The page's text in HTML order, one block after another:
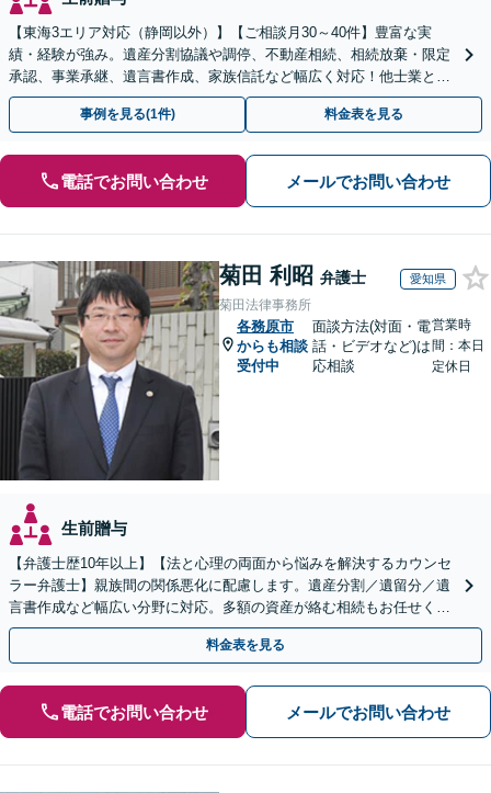
【東海3エリア対応（静岡以外）】【ご相談月30～40件】豊富な実
績・経験が強み。遺産分割協議や調停、不動産相続、相続放棄・限定
承認、事業承継、遺言書作成、家族信託など幅広く対応！他士業と連
携して円滑な問題解決を目指します。【初回面談無料】
事例を見る(1件) 料金表を見る
電話でお問い合わせ メールでお問い合わせ
菊田 利昭 弁護士 愛知県
菊田法律事務所
各務原市
からも相談
受付中
面談方法(対面・電
話・ビデオなど)は
応相談
営業時
間：本日
定休日
生前贈与
【弁護士歴10年以上】【法と心理の両面から悩みを解決するカウンセ
ラー弁護士】親族間の関係悪化に配慮します。遺産分割／遺留分／遺
言書作成など幅広い分野に対応。多額の資産が絡む相続もお任せくだ
さい。【夜間・休日の相談可能】【駐車場完備】
料金表を見る
電話でお問い合わせ メールでお問い合わせ